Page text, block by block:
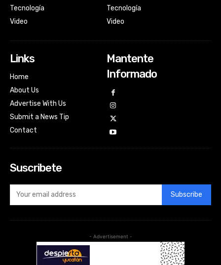
Tecnología
Video
Tecnología
Video
Links
Home
About Us
Advertise With Us
Submit a News Tip
Contact
Mantente
Informado
Suscribete
Subscribe
- Advertisement -